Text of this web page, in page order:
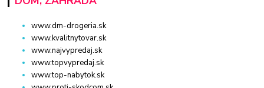
www.dm-drogeria.sk
www.kvalitnytovar.sk
www.najvypredaj.sk
www.topvypredaj.sk
www.top-nabytok.sk